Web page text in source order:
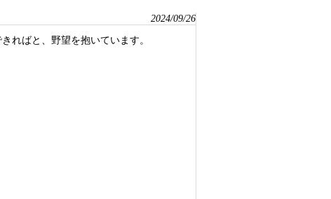
2024/09/26
ればと、野望を抱いています。